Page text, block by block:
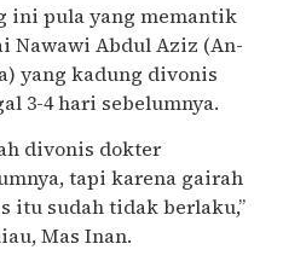
ini pula yang memantik
Nawawi Abdul Aziz (An-
yang kadung divonis
3-4 hari sebelumnya.
divonis dokter
tapi karena gairah
itu sudah tidak berlaku,”
Mas Inan.